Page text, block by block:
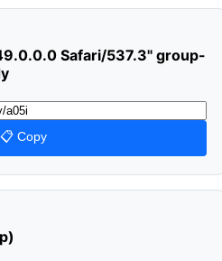
Safari/537.3" group-
📋 Copy